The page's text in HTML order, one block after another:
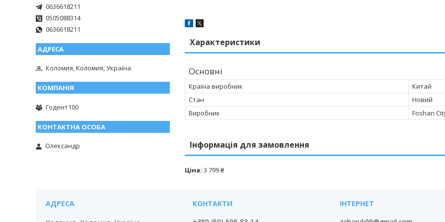
Характеристики
Основні
Країна виробник
Китай
Стан
Новий
Виробник
Foshan
Інформація для замовлення
Ціна: 3 799 ₴
0636618211
0505088314
0636618211
Коломия, Коломия, Україна
Годент100
Олександр